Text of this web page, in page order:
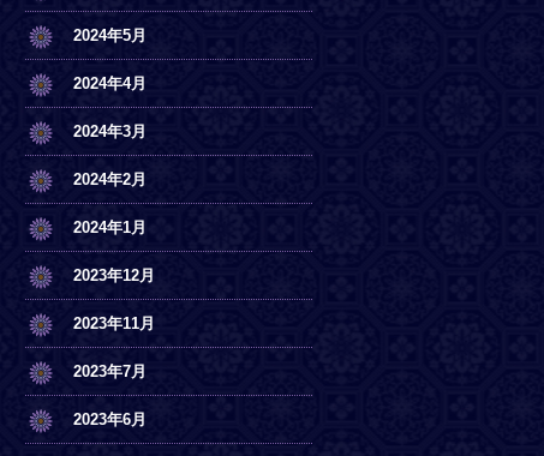
2024年5月
2024年4月
2024年3月
2024年2月
2024年1月
2023年12月
2023年11月
2023年7月
2023年6月